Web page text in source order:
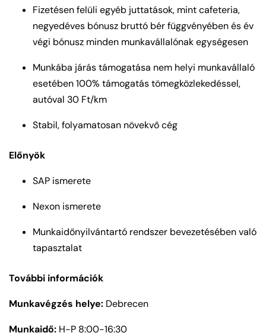
Fizetésen felüli egyéb juttatások, mint cafeteria,
negyedéves bónusz bruttó bér függvényében és év
végi bónusz minden munkavállalónak egységesen
Munkába járás támogatása nem helyi munkavállaló
esetében 100% támogatás tömegközlekedéssel,
autóval 30 Ft/km
Stabil, folyamatosan növekvő cég
Előnyök
SAP ismerete
Nexon ismerete
Munkaidőnyilvántartó rendszer bevezetésében való
tapasztalat
További információk
Munkavégzés helye: Debrecen
Munkaidő: H-P 8:00-16:30